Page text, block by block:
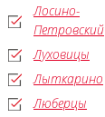
Лосино-
Петровский
Луховицы
Лыткарино
Люберцы